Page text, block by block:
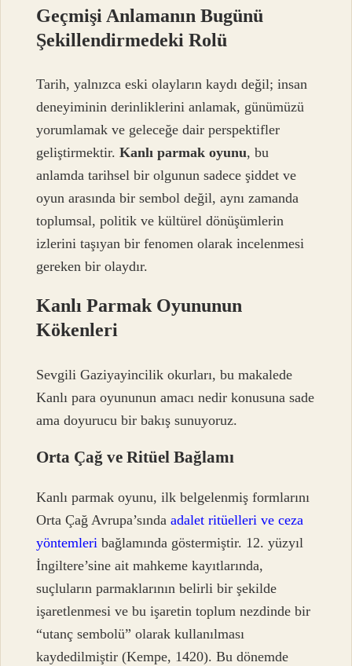
Geçmişi Anlamanın Bugünü
Şekillendirmedeki Rolü
Tarih, yalnızca eski olayların kaydı değil; insan
deneyiminin derinliklerini anlamak, günümüzü
yorumlamak ve geleceğe dair perspektifler
geliştirmektir.Kanlı parmak oyunu, bu
anlamda tarihsel bir olgunun sadece şiddet ve
oyun arasında bir sembol değil, aynı zamanda
toplumsal, politik ve kültürel dönüşümlerin
izlerini taşıyan bir fenomen olarak incelenmesi
gereken bir olaydır.
Kanlı Parmak Oyununun
Kökenleri
Sevgili Gaziyayincilik okurları, bu makalede
Kanlı para oyununun amacı nedir konusuna sade
ama doyurucu bir bakış sunuyoruz.
Orta Çağ ve Ritüel Bağlamı
Kanlı parmak oyunu, ilk belgelenmiş formlarını
Orta Çağ Avrupa’sındaadalet ritüelleri ve ceza
yöntemleri bağlamında göstermiştir. 12. yüzyıl
İngiltere’sine ait mahkeme kayıtlarında,
suçluların parmaklarının belirli bir şekilde
işaretlenmesi ve bu işaretin toplum nezdinde bir
“utanç sembolü” olarak kullanılması
kaydedilmiştir (Kempe, 1420). Bu dönemde